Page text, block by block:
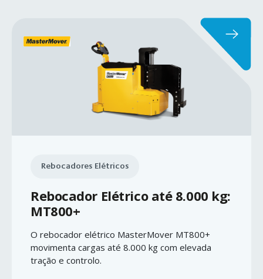
Rebocadores Elétricos
Rebocador Elétrico até 8.000 kg:
MT800+
O rebocador elétrico MasterMover MT800+
movimenta cargas até 8.000 kg com elevada
tração e controlo.